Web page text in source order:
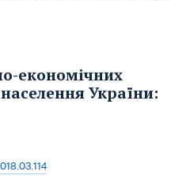
економічних
України: